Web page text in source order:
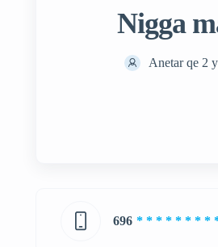
Nigga
Anetar qe 2
696 * * * * * * * *